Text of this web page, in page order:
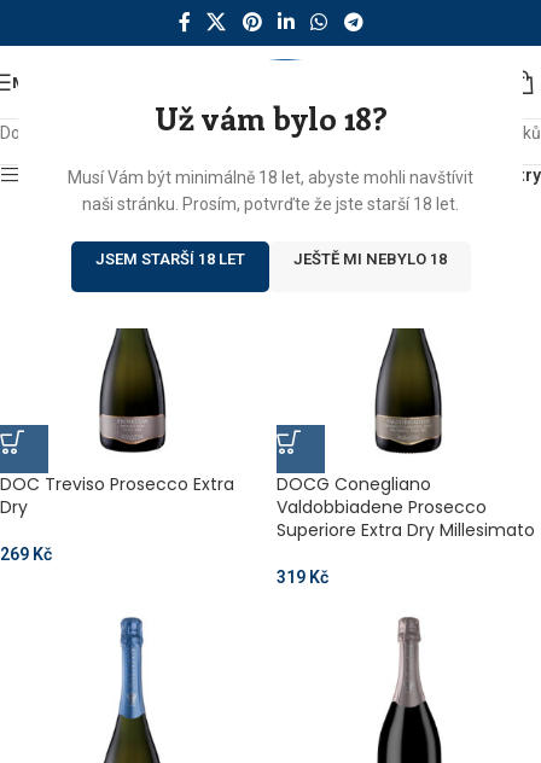
Už vám bylo 18?
Musí Vám být minimálně 18 let, abyste mohli navštívit
naši stránku. Prosím, potvrďte že jste starší 18 let.
JSEM STARŠÍ 18 LET JEŠTĚ MI NEBYLO 18
MENU
Domů Produkty se štítkem „dry“ Zobrazeno 5 výsledků
Zobrazit sidebar Filtry
DOC Treviso Prosecco Extra
Dry
269 Kč
DOCG Conegliano
Valdobbiadene Prosecco
Superiore Extra Dry Millesimato
319 Kč